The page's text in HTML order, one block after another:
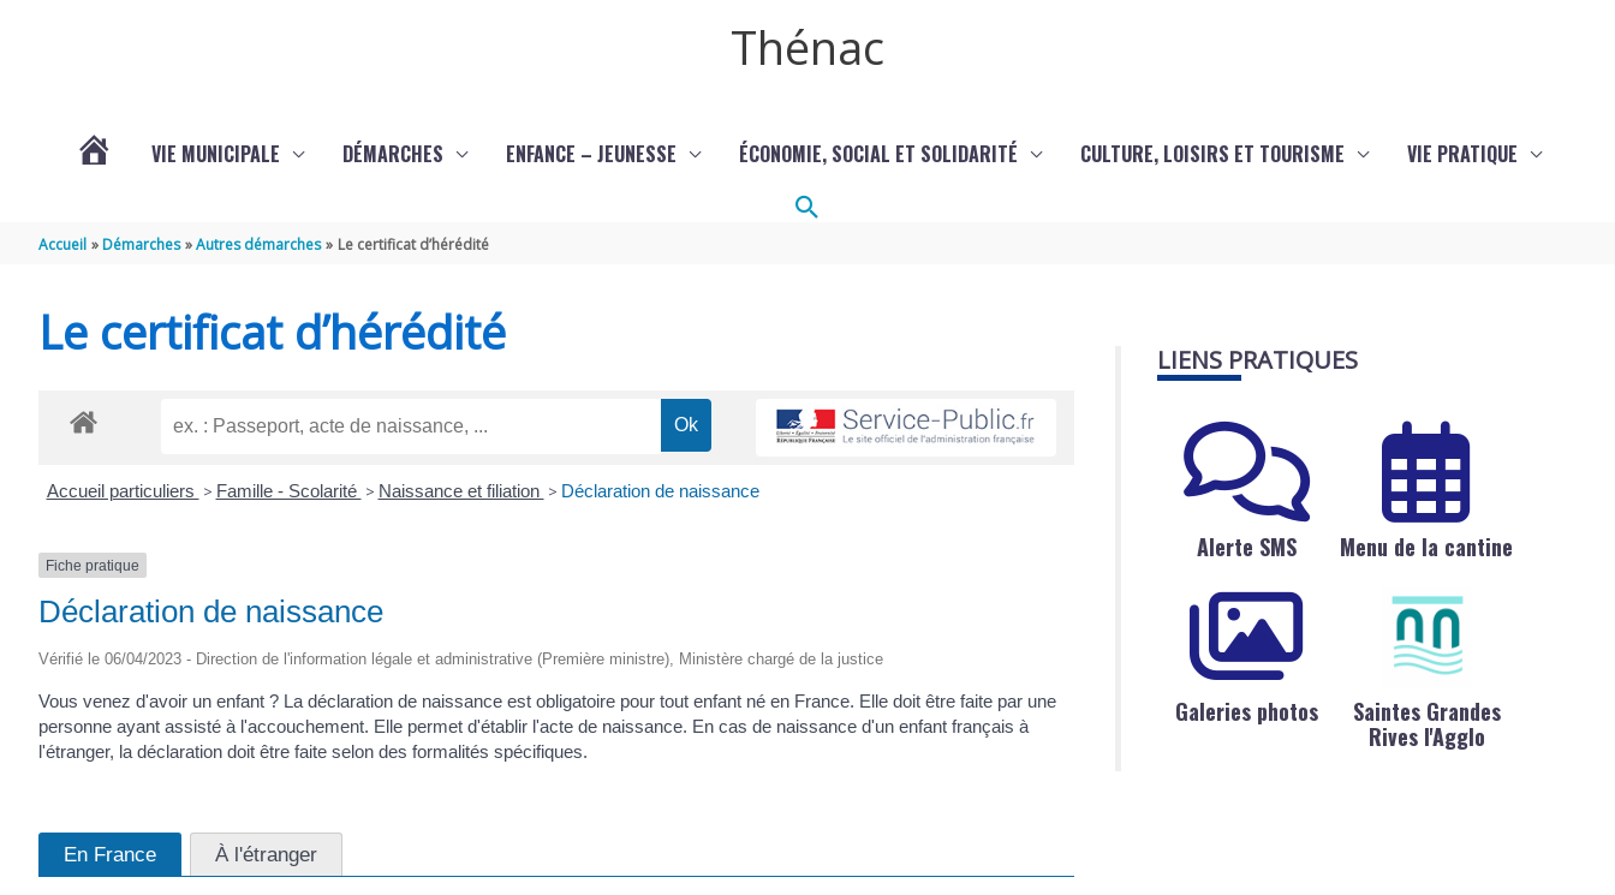
Thénac
THÉNAC
VIE MUNICIPALE DÉMARCHES ENFANCE – JEUNESSE ÉCONOMIE, SOCIAL ET SOLIDARITÉ CULTURE, LOISIRS ET TOURISME VIE PRATIQUE
Rechercher
Accueil Démarches Autres démarches Le certificat d’hérédité
Le certificat d’hérédité
Accueil particuliers > Famille - Scolarité > Naissance et filiation > Déclaration de naissance
Fiche pratique
Déclaration de naissance
Vérifié le 06/04/2023 - Direction de l'information légale et administrative (Première ministre), Ministère chargé de la justice
Vous venez d'avoir un enfant ? La déclaration de naissance est obligatoire pour tout enfant né en France. Elle doit être faite par une
personne ayant assisté à l'accouchement. Elle permet d'établir l'acte de naissance. En cas de naissance d'un enfant français à
l'étranger, la déclaration doit être faite selon des formalités spécifiques.
En France À l'étranger
LIENS PRATIQUES
Alerte SMS Menu de la cantine
Galeries photos
Saintes Grandes
Rives l'Agglo